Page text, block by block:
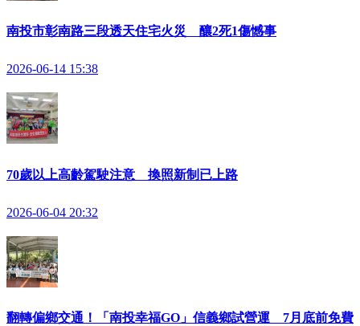
南投市彰南路三段透天住宅火災 釀2死1傷憾事
2026-06-14 15:38
70歲以上高齡駕駛注意 換照新制已上路
2026-06-04 20:32
翻轉偏鄉交通！「南投幸福GO」信義鄉試營運 7月底前免費